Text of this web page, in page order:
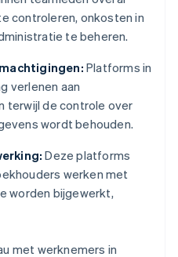
controleren, onkosten in
te beheren.
Platforms in
verlenen aan
terwijl de controle over
wordt behouden.
Deze platforms
werken met
worden bijgewerkt,
met werknemers in